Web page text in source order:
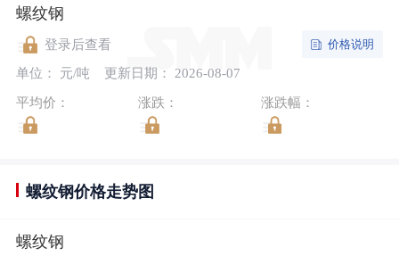
螺纹钢
登录后查看
单位： 元/吨
更新日期： 2026-08-07
价格说明
平均价： 涨跌： 涨跌幅：
螺纹钢价格走势图
螺纹钢